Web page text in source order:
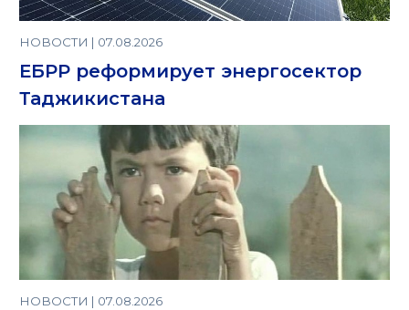
НОВОСТИ | 07.08.2026
ЕБРР реформирует энергосектор
Таджикистана
НОВОСТИ | 07.08.2026